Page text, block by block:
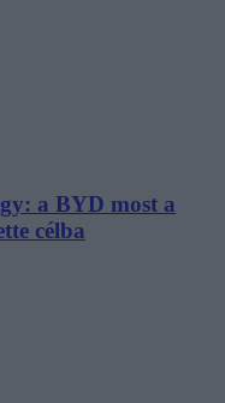
a BYD most a
célba